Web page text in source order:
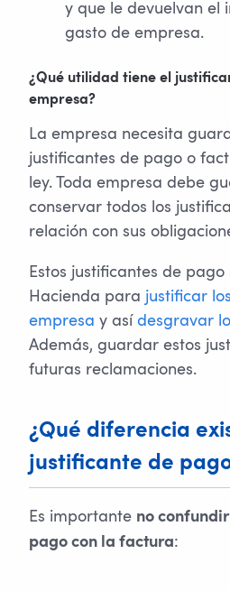
y que le devuelvan el
gasto de empresa.
¿Qué utilidad tiene el
empresa?
La empresa necesita
justificantes de pago o
ley. Toda empresa debe
conservar todos los
relación con sus
Estos justificantes de
Hacienda para justificar
empresa y así desgravar
Además, guardar estos
futuras reclamaciones.
¿Qué diferencia
justificante de
Es importante no
pago con la factura: